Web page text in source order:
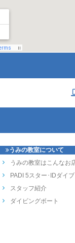
うみの教室について
うみの教室はこんなお
PADI 5スター･IDダイ
スタッフ紹介
ダイビングボート